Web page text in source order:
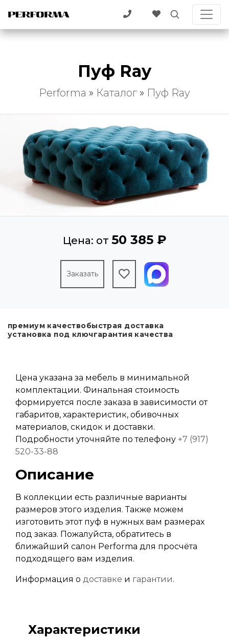
Пуф Ray
Performa » Каталог » Пуф Ray
Цена: от 50 385 ₽
Заказать
премиум качествобыстрая доставка
установка под ключгарантия качества
Цена указана за мебель в минимальной
комплектации. Финальная стоимость
формируется после заказа в зависимости от
габаритов, характеристик, обивочных
материалов, скидок и доставки.
Подробности уточняйте по телефону +7 (917)
520-33-88
Описание
В коллекции есть различные варианты
размеров этого изделия. Также можем
изготовить этот пуф в нужных вам размерах
под заказ. Пожалуйста, обратитесь в
ближайший салон Performa для просчёта
подходящего вам изделия.
Информация о доставке и гарантии.
Характеристики